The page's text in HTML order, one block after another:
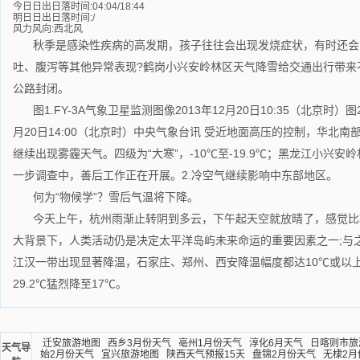
今日日出日落时间:04:04/18:44
明日日出日落时间:/
风力风向:西北风
秋季是感染性疾病的高发期，孩子往往会出现发烧症状，有时还
吐、腹泻等其他异常表现?鹤岗小兴安岭林区天气降雪给交通出行带
公路封闭。
图1.FY-3A气象卫星监测图像2013年12月20日10:35（北京时）
月20日14:00（北京时）中央气象台讯 受近地面高压的控制，华北南
继续出现雾霾天气。四级为“大寒”，-10℃至-19.9℃；黑龙江小兴安
一步调查中，善后工作正在开展。2.冷空气继续影响中东部地区。
何为“物候学”？雪后气温将下降。
今天上午，杭州雨渐止转阴到多云，下午起天空就放晴了，感觉
大背景下，人类活动仍是决定太平洋岛屿未来命运的重要因素之一;与
江汉一带出现显著降温，石家庄、郑州、西安降温幅度都达10℃或以
29.2℃猛烈降至17℃。
天气导
迁安旅游地图 西乡3月份天气 亳州1月份天气 淳化6月天气
日喀则市
始2月份天气
宜兴旅游地图 陕西天气预报15天 盘锦2月份天气 无棣2月